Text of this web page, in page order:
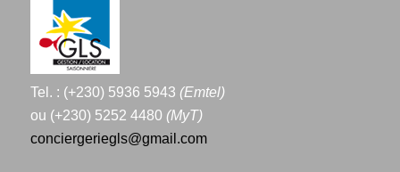
Tel. : (+230) 5936 5943 (Emtel)
ou (+230) 5252 4480 (MyT)
conciergeriegls@gmail.com